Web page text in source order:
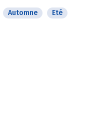
Automne
Eté